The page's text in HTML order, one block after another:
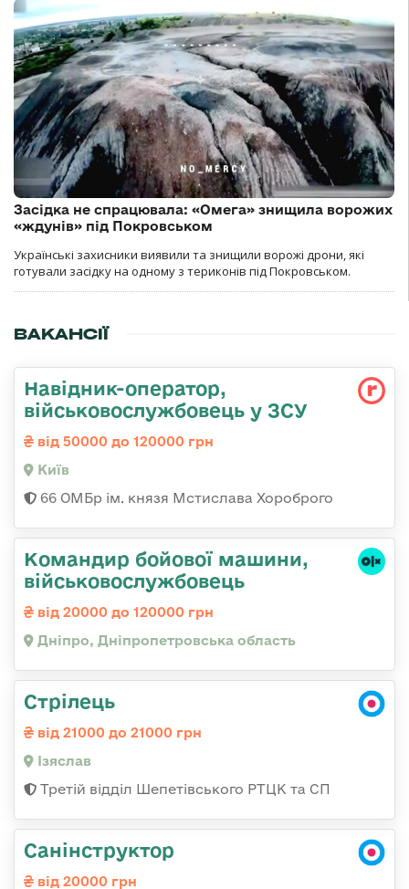
Засідка не спрацювала: «Омега» знищила ворожих
«ждунів» під Покровськом
Українські захисники виявили та знищили ворожі дрони, які
готували засідку на одному з териконів під Покровськом.
ВАКАНСІЇ
Навідник-оператор,
військовослужбовець у ЗСУ
від 50000 до 120000 грн
Київ
66 ОМБр ім. князя Мстислава Хороброго
Командир бойової машини,
військовослужбовець
від 20000 до 120000 грн
Дніпро, Дніпропетровська область
Стрілець
від 21000 до 21000 грн
Ізяслав
Третій відділ Шепетівського РТЦК та СП
Санінструктор
від 20000 грн